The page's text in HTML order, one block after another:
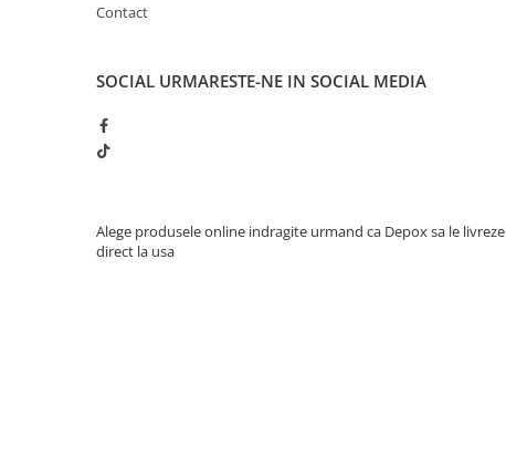
Contact
SOCIAL URMARESTE-NE IN SOCIAL MEDIA
Alege produsele online indragite urmand ca Depox sa le livreze
direct la usa